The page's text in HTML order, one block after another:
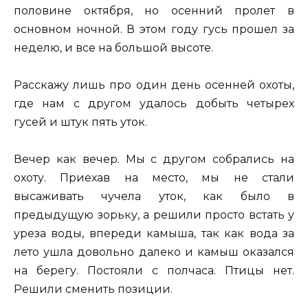
половине октября, но осенний пролет в
основном ночной. В этом году гусь прошел за
неделю, и все на большой высоте.
Расскажу лишь про один день осенней охоты,
где нам с другом удалось добыть четырех
гусей и штук пять уток.
Вечер как вечер. Мы с другом собрались на
охоту. Приехав на место, мы не стали
высаживать чучела уток, как было в
предыдущую зорьку, а решили просто встать у
уреза воды, впереди камыша, так как вода за
лето ушла довольно далеко и камыш оказался
на берегу. Постояли с полчаса. Птицы нет.
Решили сменить позиции.